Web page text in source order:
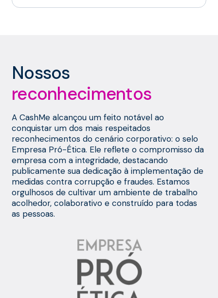
Nossos
reconhecimentos
A CashMe alcançou um feito notável ao
conquistar um dos mais respeitados
reconhecimentos do cenário corporativo: o selo
Empresa Pró-Ética. Ele reflete o compromisso da
empresa com a integridade, destacando
publicamente sua dedicação à implementação de
medidas contra corrupção e fraudes. Estamos
orgulhosos de cultivar um ambiente de trabalho
acolhedor, colaborativo e construído para todas
as pessoas.